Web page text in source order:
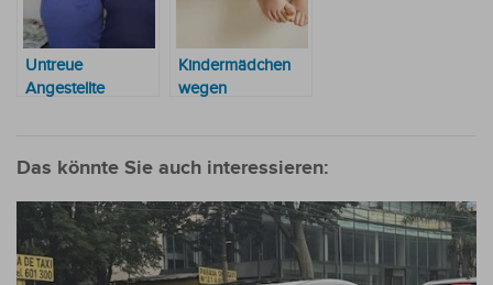
Untreue
Angestellte
50.000 USD
Kindermädchen
wegen
verhaftet
Das könnte Sie auch interessieren: